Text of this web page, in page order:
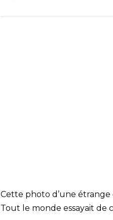
Cette photo d’une étrange
Tout le monde essayait de